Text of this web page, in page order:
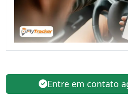
Entre em contato